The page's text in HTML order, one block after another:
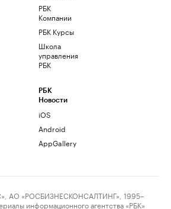
РБК
Компании
РБК Курсы
Школа
управления
РБК
РБК
Новости
iOS
Android
AppGallery
АО «РОСБИЗНЕСКОНСАЛТИНГ», 1995–
информационного агентства «РБК»